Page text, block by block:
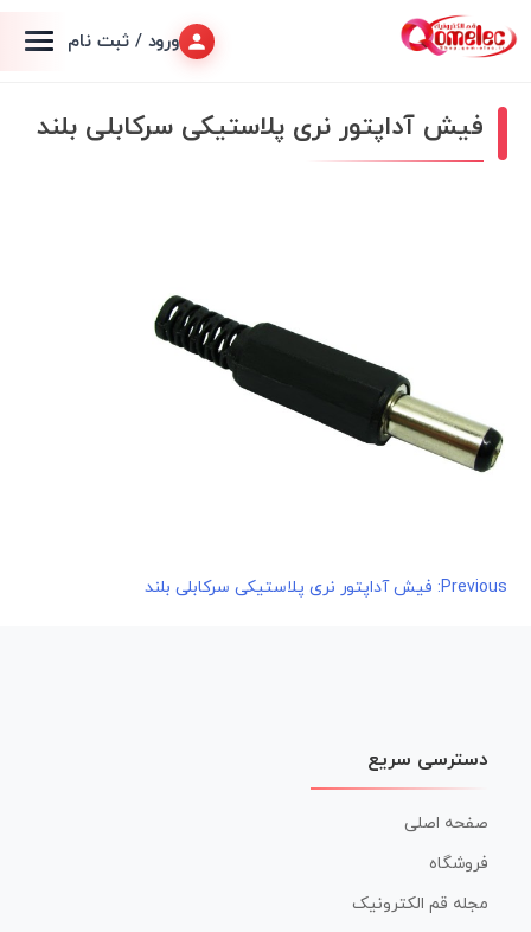
ورود / ثبت نام
فیش آداپتور نری پلاستیکی سرکابلی بلند
راهبری
Previous: فیش آداپتور نری پلاستیکی سرکابلی بلند
دسترسی سریع
صفحه اصلی
فروشگاه
مجله قم الکترونیک